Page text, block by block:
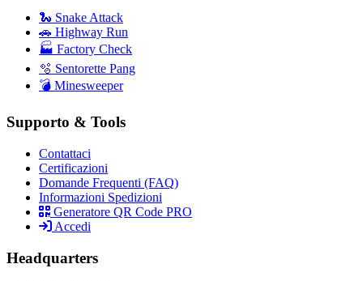
🐍 Snake Attack
🚗 Highway Run
🏭 Factory Check
🫧 Sentorette Pang
💣 Minesweeper
Supporto & Tools
Contattaci
Certificazioni
Domande Frequenti (FAQ)
Informazioni Spedizioni
Generatore QR Code PRO
Accedi
Headquarters